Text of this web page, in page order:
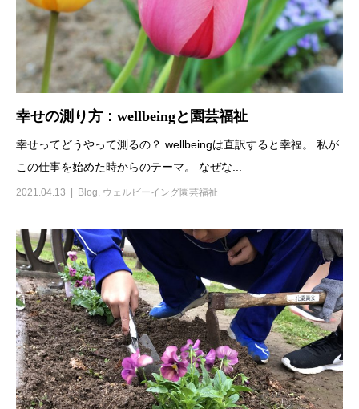
幸せの測り方：wellbeingと園芸福祉
幸せってどうやって測るの？ wellbeingは直訳すると幸福。 私が
この仕事を始めた時からのテーマ。 なぜな...
2021.04.13 Blog, ウェルビーイング園芸福祉